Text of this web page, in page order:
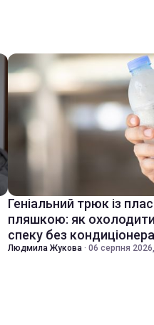
Геніальний трюк із
пляшкою: як охолодити
спеку без кондиціонера
Людмила Жукова · 06 серпня